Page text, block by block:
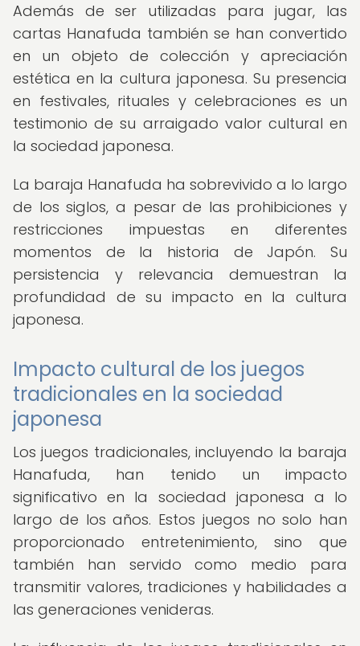
Además de ser utilizadas para jugar, las
cartas Hanafuda también se han convertido
en un objeto de colección y apreciación
estética en la cultura japonesa. Su presencia
en festivales, rituales y celebraciones es un
testimonio de su arraigado valor cultural en
la sociedad japonesa.
La baraja Hanafuda ha sobrevivido a lo largo
de los siglos, a pesar de las prohibiciones y
restricciones impuestas en diferentes
momentos de la historia de Japón. Su
persistencia y relevancia demuestran la
profundidad de su impacto en la cultura
japonesa.
Impacto cultural de los juegos
tradicionales en la sociedad
japonesa
Los juegos tradicionales, incluyendo la baraja
Hanafuda, han tenido un impacto
significativo en la sociedad japonesa a lo
largo de los años. Estos juegos no solo han
proporcionado entretenimiento, sino que
también han servido como medio para
transmitir valores, tradiciones y habilidades a
las generaciones venideras.